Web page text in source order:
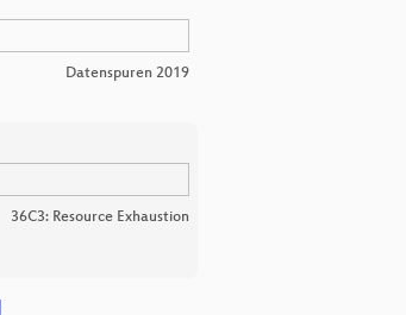
Datenspuren 2019
36C3: Resource Exhaustion